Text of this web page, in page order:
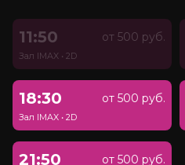
11:50 от 500 руб.
Зал IMAX • 2D
18:30 от 500 руб.
Зал IMAX • 2D
21:50 от 500 руб.